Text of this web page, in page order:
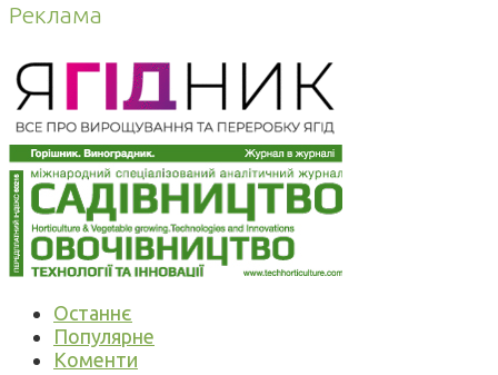
Реклама
Останнє
Популярне
Коменти